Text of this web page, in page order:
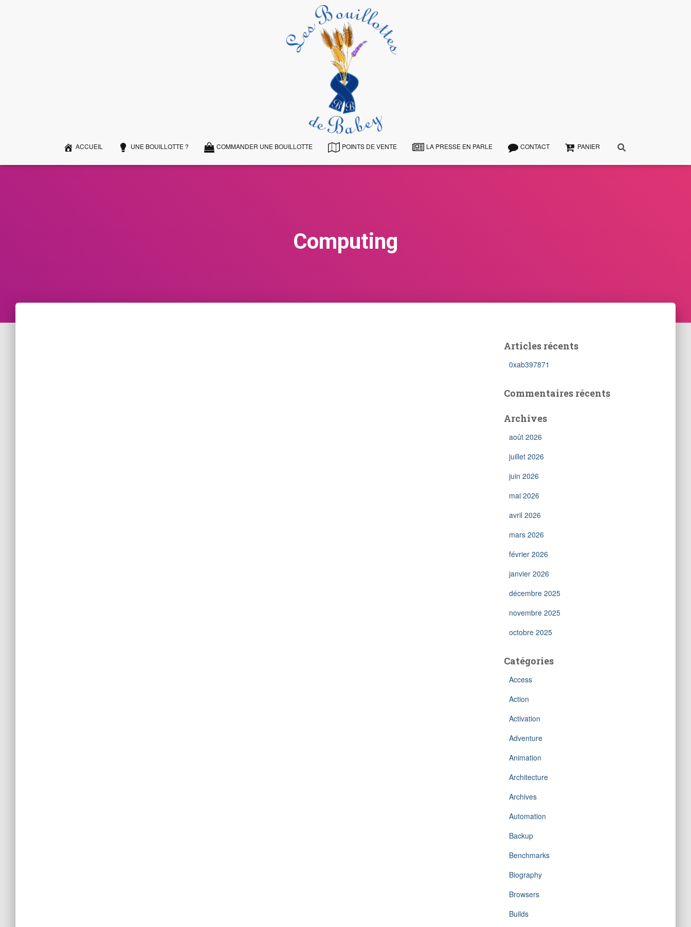
ACCUEIL UNE BOUILLOTTE ? COMMANDER UNE BOUILLOTTE POINTS DE VENTE LA PRESSE EN PARLE CONTACT PANIER
Computing
Articles récents
0xab397871
Commentaires récents
Archives
août 2026
juillet 2026
juin 2026
mai 2026
avril 2026
mars 2026
février 2026
janvier 2026
décembre 2025
novembre 2025
octobre 2025
Catégories
Access
Action
Activation
Adventure
Animation
Architecture
Archives
Automation
Backup
Benchmarks
Biography
Browsers
Builds